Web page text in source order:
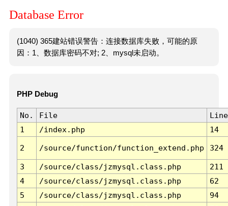
Database Error
(1040) 365建站错误警告：连接数据库失败，可能的原
因：1、数据库密码不对; 2、mysql未启动。
PHP Debug
No. File
Line
1
/index.php 14
2 /source/function/function_extend.php 324
3 /source/class/jzmysql.class.php
211
4
/source/class/jzmysql.class.php
62
5
/source/class/jzmysql.class.php
94